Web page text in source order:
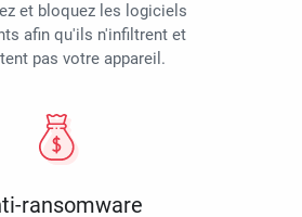
et bloquez les logiciels
afin qu'ils n'infiltrent et
pas votre appareil.
ransomware